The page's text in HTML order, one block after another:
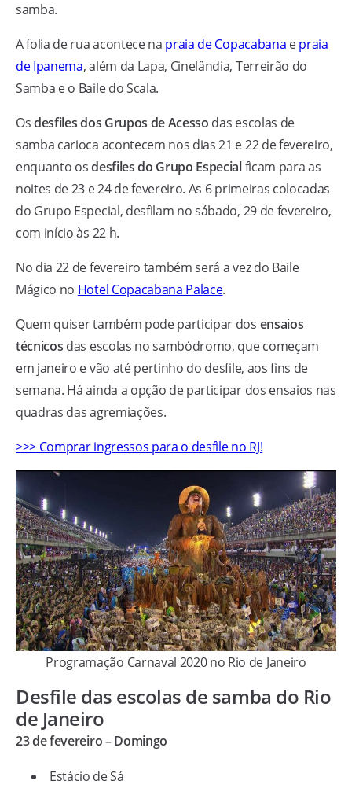
samba.
A folia de rua acontece na praia de Copacabana epraia
de Ipanema, além da Lapa, Cinelândia, Terreirão do
Samba e o Baile do Scala.
Osdesfiles dos Grupos de Acesso das escolas de
samba carioca acontecem nos dias 21 e 22 de fevereiro,
enquanto osdesfiles do Grupo Especialficam para as
noites de 23 e 24 de fevereiro. As 6 primeiras colocadas
do Grupo Especial, desfilam no sábado, 29 de fevereiro,
com início às 22 h.
No dia 22 de fevereiro também será a vez do Baile
Mágico no Hotel Copacabana Palace.
Quem quiser também pode participar dos ensaios
técnicos das escolas no sambódromo, que começam
em janeiro e vão até pertinho do desfile, aos fins de
semana. Há ainda a opção de participar dos ensaios nas
quadras das agremiações.
>>> Comprar ingressos para o desfile no RJ!
Programação Carnaval 2020 no Rio de Janeiro
Desfile das escolas de samba do Rio
de Janeiro
23 de fevereiro – Domingo
Estácio de Sá